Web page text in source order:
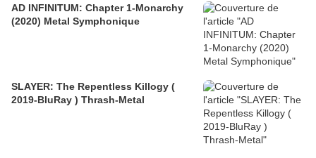
AD INFINITUM: Chapter 1-Monarchy
(2020) Metal Symphonique
SLAYER: The Repentless Killogy (
2019-BluRay ) Thrash-Metal